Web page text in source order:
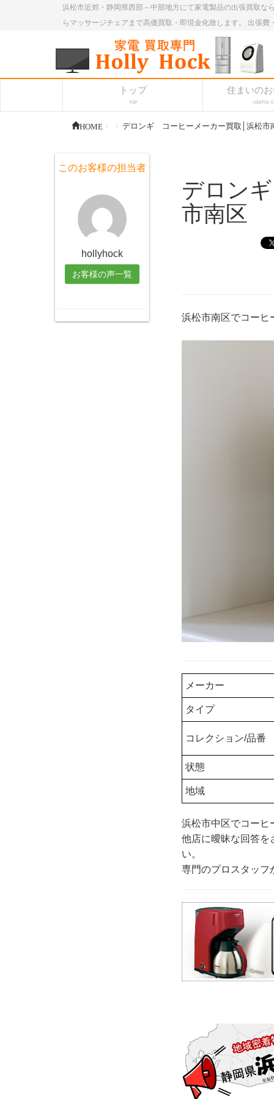
浜松市近郊・静岡県西部～中部地方にて家電製品の出張買取
らマッサージチェアまで高価買取・即現金化致します。 出張
トップ
TOP
住まいの
USEFUL
HOME デロンギ コーヒーメーカー買取│浜松市
デロン
市南区
浜松市南区でコーヒ
メーカー
タイプ
コレクション/品番
状態
地域
浜松市中区でコーヒ
他店に曖昧な回答を
い。
専門のプロスタッフ
このお客様の担当者
hollyhock
お客様の声一覧